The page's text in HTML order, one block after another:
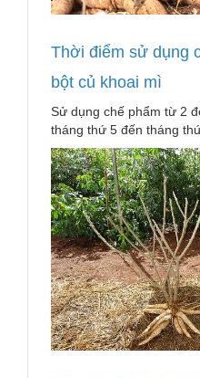
Thời điểm sử dụng
bột củ khoai mì
Sử dụng chế phẩm từ 2
tháng thứ 5 đến tháng